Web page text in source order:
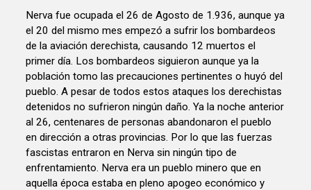
Nerva fue ocupada el 26 de Agosto de 1.936, aunque ya
el 20 del mismo mes empezó a sufrir los bombardeos
de la aviación derechista, causando 12 muertos el
primer día. Los bombardeos siguieron aunque ya la
población tomo las precauciones pertinentes o huyó del
pueblo. A pesar de todos estos ataques los derechistas
detenidos no sufrieron ningún daño. Ya la noche anterior
al 26, centenares de personas abandonaron el pueblo
en dirección a otras provincias. Por lo que las fuerzas
fascistas entraron en Nerva sin ningún tipo de
enfrentamiento. Nerva era un pueblo minero que en
aquella época estaba en pleno apogeo económico y